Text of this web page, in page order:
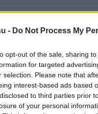
- Do Not Process My
opt-out of the sale, sharing
for targeted
selection. Please note that
interest-based ads based
to third parties prior
of your personal
zárkózik fel az Intelhez a
hardverfelmérése alapján a
az AMD processzorainak
részének
a következő két